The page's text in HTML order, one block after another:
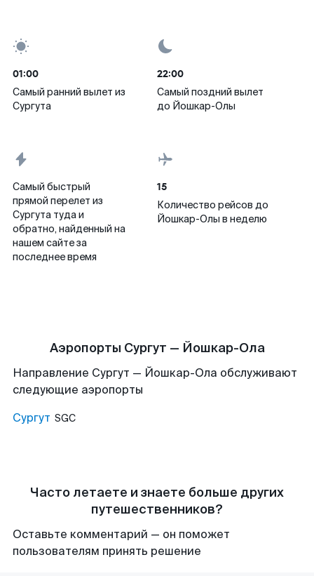
01:00
Самый ранний вылет из
Сургута
22:00
Самый поздний вылет
до Йошкар-Олы
Самый быстрый
прямой перелет из
Сургута туда и
обратно, найденный на
нашем сайте за
последнее время
15
Количество рейсов до
Йошкар-Олы в неделю
Аэропорты Сургут — Йошкар-Ола
Направление Сургут — Йошкар-Ола обслуживают
следующие аэропорты
Сургут SGC
Часто летаете и знаете больше других
путешественников?
Оставьте комментарий — он поможет
пользователям принять решение